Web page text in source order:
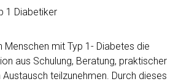
1 Diabetiker
mit Typ 1- Diabetes die
aus Schulung, Beratung, praktischer
teilzunehmen. Durch dieses